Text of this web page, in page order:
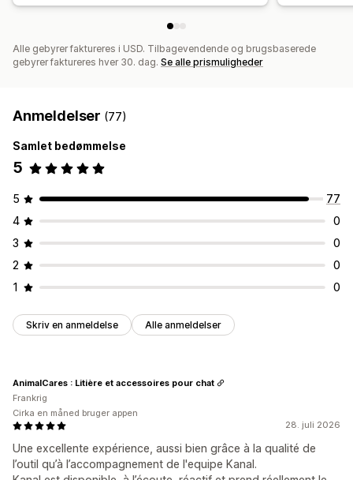
Alle gebyrer faktureres i USD. Tilbagevendende og brugsbaserede
gebyrer faktureres hver 30. dag. Se alle prismuligheder
Anmeldelser (77)
Samlet bedømmelse
5
5
77
4
0
3
0
2
0
1
0
Skriv en anmeldelse Alle anmeldelser
28. juli 2026
Une excellente expérience, aussi bien grâce à la qualité de
l’outil qu’à l’accompagnement de l'equipe Kanal.
AnimalCares : Litière et accessoires pour chat
Frankrig
Cirka en måned bruger appen